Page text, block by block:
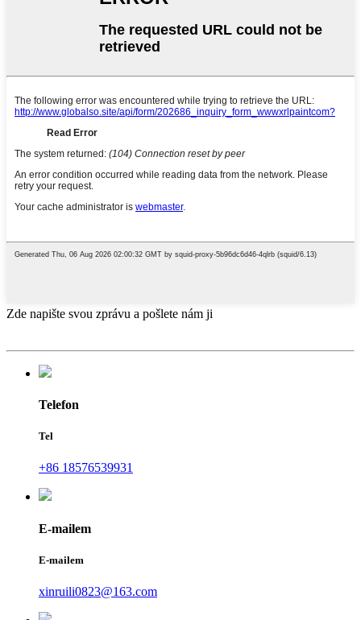
Zde napište svou zprávu a pošlete nám ji
Telefon
Tel
+86 18576539931
E-mailem
E-mailem
xinruili0823@163.com